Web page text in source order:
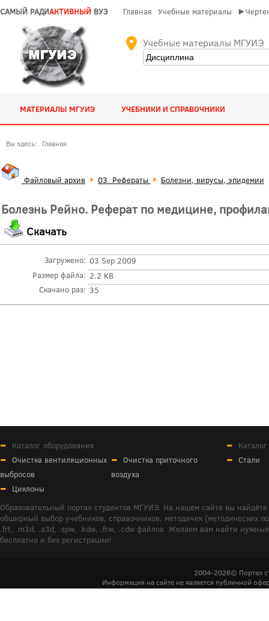
САМЫЙ РАДИАКТИВНЫЙ ВУЗ Главная Учебные материалы
Учебные материалы МГУИЭ
МАТЕРИАЛЫ МГУИЭ УЧЕБНИКИ И СПРАВОЧНИКИ
Вы здесь: Главная
Файловый архив 03. Рефераты Болезни, вирусы, эпидемии
Болезнь Рейно. Реферат по медицине,
Скачать
Загружено: 03 Sep 2009
Размер файла: 2.2 KB
Скачано раз: 35
Каталог оборудования
Очистка вентиляционных
выбросов
Очистка приточного
воздуха
Циклоны
Стали
Образовательный портал студентов МГУИЭ. На нашем сайте вы
обширный выбор учебников, справочников, методичек (методических
.frt, .m3d, .a3d, .spw, .kdw, .frw, .cdw файлов. Желаем вам найти
бесплатно и без регистрации!
2004-2026© Портал
Информация на сайте не является публичной